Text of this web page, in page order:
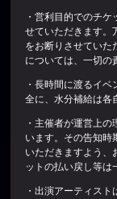
・営利目的でのチ
せていただきます。
をお断りさせていた
については、一切の
・長時間に渡るイ
全に、水分補給は各
・主催者が運営上
います。その告知時
いただきますよう、
ットの払い戻し等は
・出演アーティス